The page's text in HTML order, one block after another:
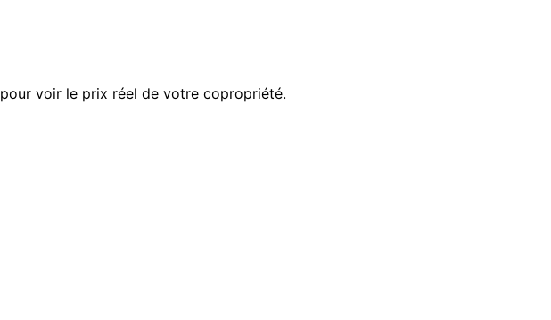
pour voir le prix réel de votre copropriété.